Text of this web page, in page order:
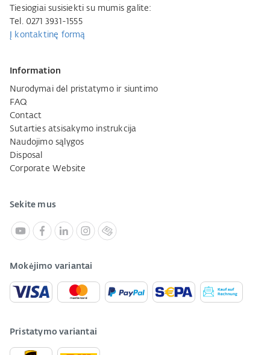
Tiesiogiai susisiekti su mumis galite:
Tel. 0271 3931-1555
Į kontaktinę formą
Information
Nurodymai dėl pristatymo ir siuntimo
FAQ
Contact
Sutarties atsisakymo instrukcija
Naudojimo sąlygos
Disposal
Corporate Website
Sekite mus
Mokėjimo variantai
Pristatymo variantai